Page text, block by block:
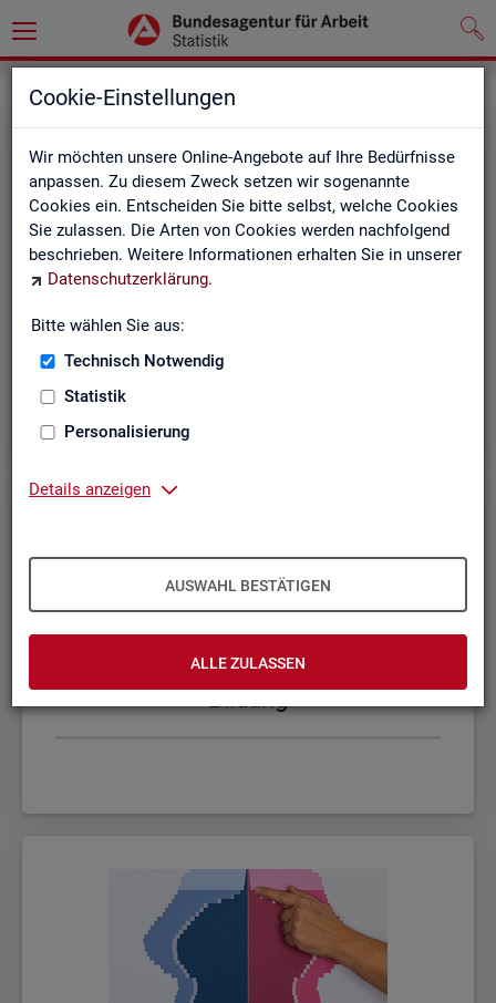
Cookie-Einstellungen
Wir möchten unsere Online-Angebote auf Ihre Bedürfnisse
anpassen. Zu diesem Zweck setzen wir sogenannte
Cookies ein. Entscheiden Sie bitte selbst, welche Cookies
Sie zulassen. Die Arten von Cookies werden nachfolgend
beschrieben. Weitere Informationen erhalten Sie in unserer
Datenschutzerklärung.
Bitte wählen Sie aus:
Technisch Notwendig
Statistik
Personalisierung
Details anzeigen
AUSWAHL BESTÄTIGEN
ALLE ZULASSEN
Bil­dung